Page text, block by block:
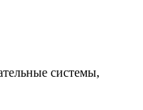
системы,